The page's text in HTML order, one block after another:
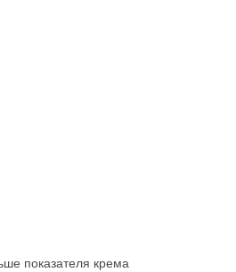
показателя крема